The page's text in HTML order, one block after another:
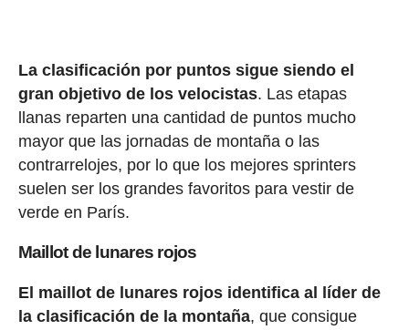
La clasificación por puntos sigue siendo el
gran objetivo de los velocistas. Las etapas
llanas reparten una cantidad de puntos mucho
mayor que las jornadas de montaña o las
contrarrelojes, por lo que los mejores sprinters
suelen ser los grandes favoritos para vestir de
verde en París.
Maillot de lunares rojos
El maillot de lunares rojos identifica al líder de
la clasificación de la montaña, que consigue